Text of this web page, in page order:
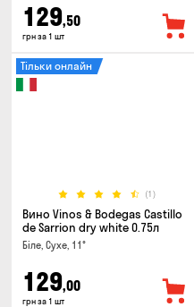
129,50
грн за 1 шт
(1)
Тільки онлайн
Вино Vinos & Bodegas Castillo
de Sarrion dry white 0.75л
Біле, Сухе, 11°
129,00
грн за 1 шт